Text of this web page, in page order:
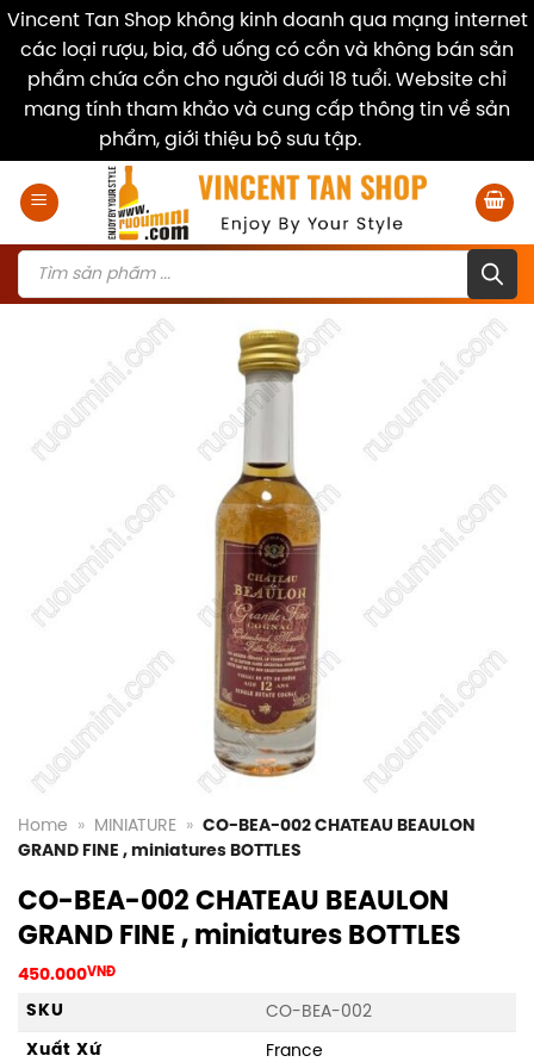
Vincent Tan Shop không kinh doanh qua mạng internet
các loại rượu, bia, đồ uống có cồn và không bán sản
phẩm chứa cồn cho người dưới 18 tuổi. Website chỉ
mang tính tham khảo và cung cấp thông tin về sản
phẩm, giới thiệu bộ sưu tập.
Products
search
Home » MINIATURE » CO-BEA-002 CHATEAU BEAULON
GRAND FINE , miniatures BOTTLES
CO-BEA-002 CHATEAU BEAULON
GRAND FINE , miniatures BOTTLES
450.000VNĐ
SKU
CO-BEA-002
Xuất Xứ
France